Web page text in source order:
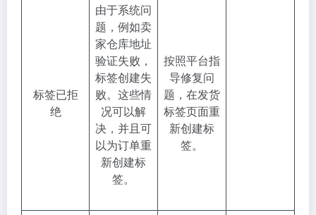
标签已拒
绝
由于系统问
题，例如卖
家仓库地址
验证失败，
标签创建失
败。这些情
况可以解
决，并且可
以为订单重
新创建标
签。
按照平台指
导修复问
题，在发货
标签页面重
新创建标
签。